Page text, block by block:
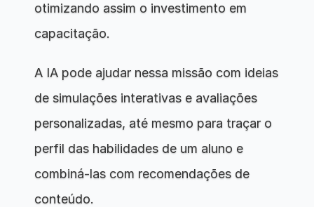
otimizando assim o investimento em
capacitação.
A IA pode ajudar nessa missão com ideias
de simulações interativas e avaliações
personalizadas, até mesmo para traçar o
perfil das habilidades de um aluno e
combiná-las com recomendações de
conteúdo.